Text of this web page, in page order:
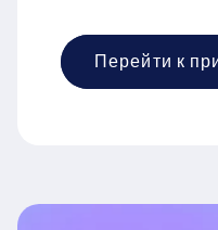
Перейти к